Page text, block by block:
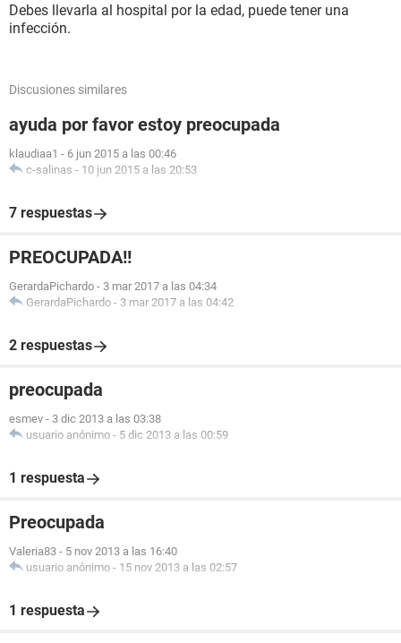
Debes llevarla al hospital por la edad, puede tener una
infección.
Discusiones similares
ayuda por favor estoy preocupada
klaudiaa1 - 6 jun 2015 a las 00:46
c-salinas - 10 jun 2015 a las 20:53
7 respuestas
PREOCUPADA!!
GerardaPichardo - 3 mar 2017 a las 04:34
GerardaPichardo - 3 mar 2017 a las 04:42
2 respuestas
preocupada
esmev - 3 dic 2013 a las 03:38
usuario anónimo - 5 dic 2013 a las 00:59
1 respuesta
Preocupada
Valeria83 - 5 nov 2013 a las 16:40
usuario anónimo - 15 nov 2013 a las 02:57
1 respuesta